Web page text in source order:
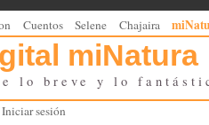
Cuentos Selene Chajaira
miNatura
lo breve y lo
Iniciar sesión